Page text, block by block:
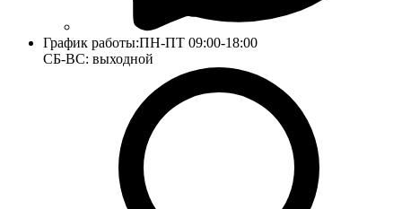
График работы:ПН-ПТ 09:00-18:00
СБ-ВС: выходной